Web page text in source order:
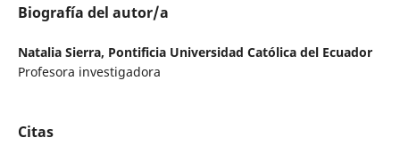
Biografía del autor/a
Natalia Sierra, Pontificia Universidad Católica del Ecuador
Profesora investigadora
Citas